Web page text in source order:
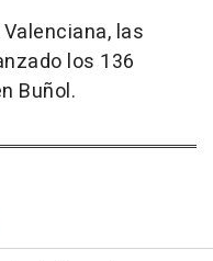
las
los 136
Buñol.